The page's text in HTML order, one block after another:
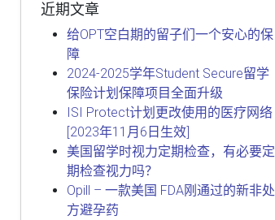
近期文章
给OPT空白期的留子们一个安心的保
障
2024-2025学年Student Secure留学
保险计划保障项目全面升级
ISI Protect计划更改使用的医疗网络
[2023年11月6日生效]
美国留学时视力定期检查，有必要定
期检查视力吗？
Opill – 一款美国 FDA刚通过的新非处
方避孕药